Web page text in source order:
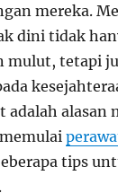
mereka.
dini tidak
mulut, tetapi
adalah alasan
tips